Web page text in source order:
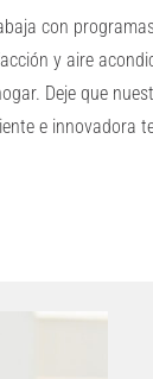
con
y aire
Deje que
e innovadora